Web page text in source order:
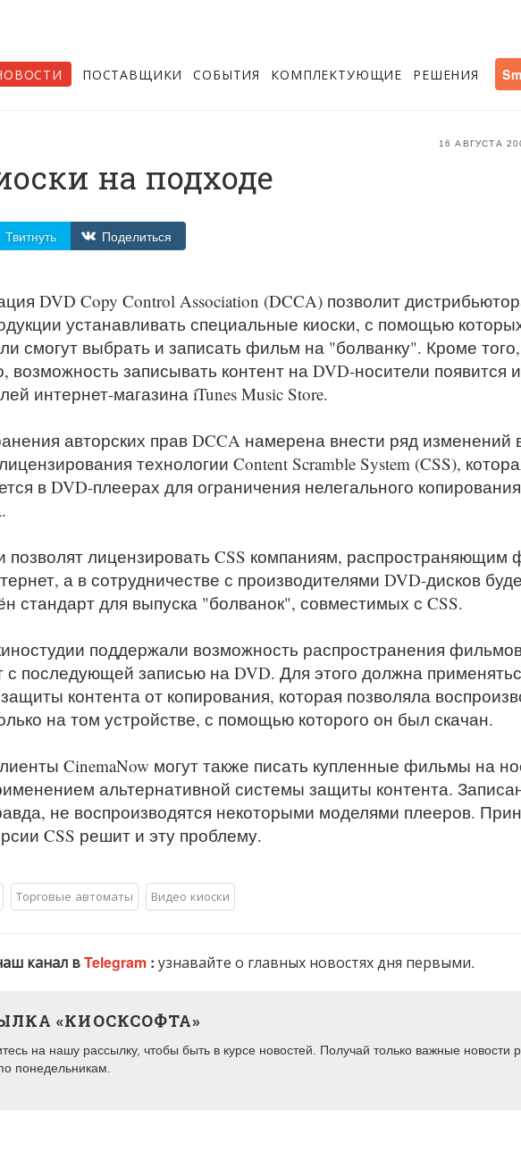
ПОСТАВЩИКИ СОБЫТИЯ КОМПЛЕКТУЮЩИЕ РЕШЕНИЯ
16 АВГУСТА
на подходе
Твитнуть Поделиться
DVD Copy Control Association (DCCA) позволит
устанавливать специальные киоски, с помощью
смогут выбрать и записать фильм на "болванку". Кроме того,
возможность записывать контент на DVD-носители появится
интернет-магазина iTunes Music Store.
авторских прав DCCA намерена внести ряд изменений
технологии Content Scramble System (CSS),
в DVD-плеерах для ограничения нелегального копирования
позволят лицензировать CSS компаниям, распространяющим
а в сотрудничестве с производителями DVD-дисков
стандарт для выпуска "болванок", совместимых с CSS.
поддержали возможность распространения
с последующей записью на DVD. Для этого должна
контента от копирования, которая позволяла
на том устройстве, с помощью которого он был скачан.
CinemaNow могут также писать купленные фильмы на
альтернативной системы защиты контента.
не воспроизводятся некоторыми моделями плееров.
CSS решит и эту проблему.
Торговые автоматы Видео киоски
канал вTelegram : узнавайте о главных новостях дня первыми.
«КИОСКСОФТА»
на нашу рассылку, чтобы быть в курсе новостей. Получай только важные новости
понедельникам.